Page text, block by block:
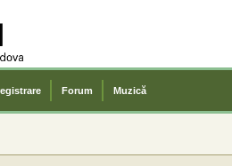
Forum Muzică